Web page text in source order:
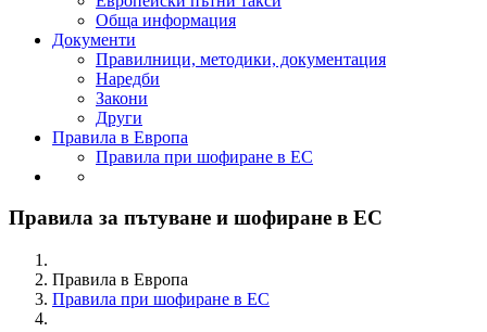
Обща информация
Документи
Правилници, методики, документация
Наредби
Закони
Други
Правила в Европа
Правила при шофиране в ЕС
Правила за пътуване и шофиране в ЕС
Правила в Европа
Правила при шофиране в ЕС